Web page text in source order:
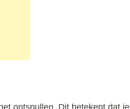
ontspullen. Dit betekent dat je